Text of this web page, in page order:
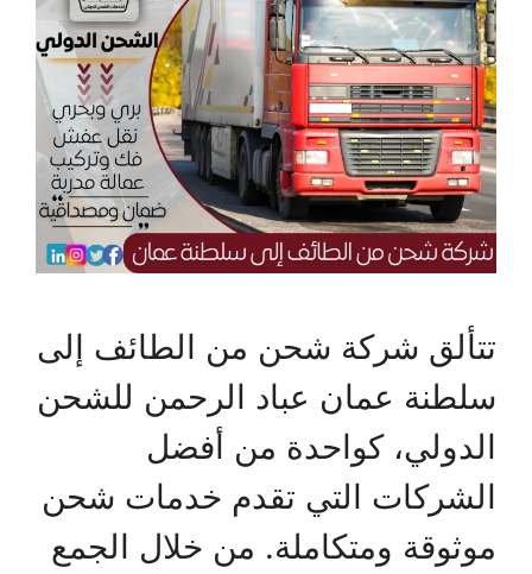
تتألق شركة شحن من الطائف إلى
سلطنة عمان عباد الرحمن للشحن
الدولي، كواحدة من أفضل
الشركات التي تقدم خدمات شحن
موثوقة ومتكاملة. من خلال الجمع